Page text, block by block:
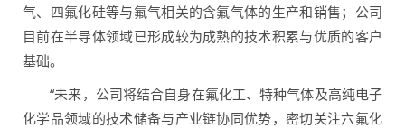
气、四氟化硅等与氟气相关的含氟气体的生产和销售；公司
目前在半导体领域已形成较为成熟的技术积累与优质的客户
基础。
“未来，公司将结合自身在氟化工、特种气体及高纯电子
化学品领域的技术储备与产业链协同优势，密切关注六氟化